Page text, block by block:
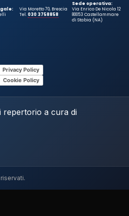
Via Moretto 70, Brescia
Tel.030 3758858
Sede operativa:
Via Enrico De Nicola 12
80053 Castellammare
di Stabia (NA)
Privacy Policy
Cookie Policy
repertorio a cura di